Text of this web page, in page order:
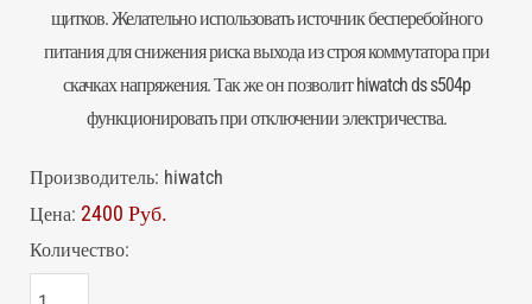
щитков. Желательно использовать источник бесперебойного
питания для снижения риска выхода из строя коммутатора при
скачках напряжения. Так же он позволит hiwatch ds s504p
функционировать при отключении электричества.
Производитель: hiwatch
Цена: 2400 Руб.
Количество: